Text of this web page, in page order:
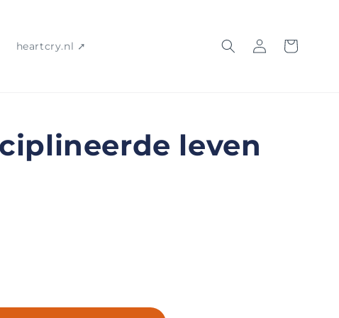
heartcry.nl ➚ Inloggen
Winkelwagen
leven